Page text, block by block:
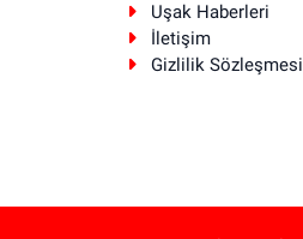
Uşak Haberleri
İletişim
Gizlilik Sözleşmesi